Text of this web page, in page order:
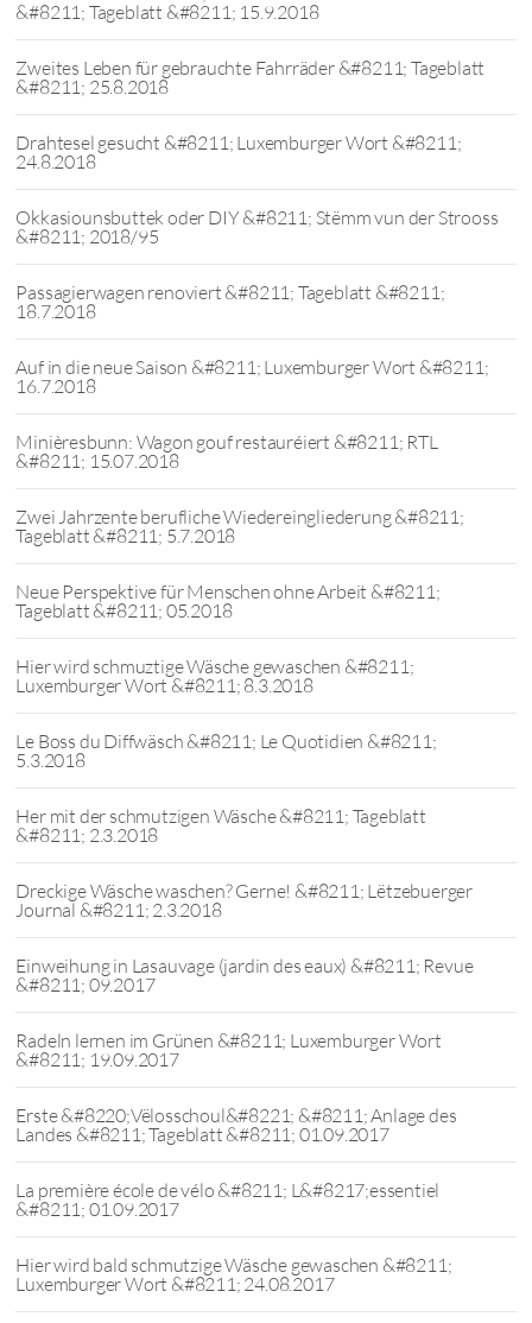
&#8211; Tageblatt &#8211; 15.9.2018
Zweites Leben für gebrauchte Fahrräder &#8211; Tageblatt
&#8211; 25.8.2018
Drahtesel gesucht &#8211; Luxemburger Wort &#8211;
24.8.2018
Okkasiounsbuttek oder DIY &#8211; Stëmm vun der Strooss
&#8211; 2018/95
Passagierwagen renoviert &#8211; Tageblatt &#8211;
18.7.2018
Auf in die neue Saison &#8211; Luxemburger Wort &#8211;
16.7.2018
Minièresbunn: Wagon gouf restauréiert &#8211; RTL
&#8211; 15.07.2018
Zwei Jahrzente berufliche Wiedereingliederung &#8211;
Tageblatt &#8211; 5.7.2018
Neue Perspektive für Menschen ohne Arbeit &#8211;
Tageblatt &#8211; 05.2018
Hier wird schmuztige Wäsche gewaschen &#8211;
Luxemburger Wort &#8211; 8.3.2018
Le Boss du Diffwäsch &#8211; Le Quotidien &#8211;
5.3.2018
Her mit der schmutzigen Wäsche &#8211; Tageblatt
&#8211; 2.3.2018
Dreckige Wäsche waschen? Gerne! &#8211; Lëtzebuerger
Journal &#8211; 2.3.2018
Einweihung in Lasauvage (jardin des eaux) &#8211; Revue
&#8211; 09.2017
Radeln lernen im Grünen &#8211; Luxemburger Wort
&#8211; 19.09.2017
Erste &#8220;Vëlosschoul&#8221; &#8211; Anlage des
Landes &#8211; Tageblatt &#8211; 01.09.2017
La première école de vélo &#8211; L&#8217;essentiel
&#8211; 01.09.2017
Hier wird bald schmutzige Wäsche gewaschen &#8211;
Luxemburger Wort &#8211; 24.08.2017